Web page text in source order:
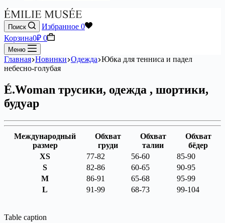
Поиск Избранное 0
Корзина0₽ 0
Меню
Главная Новинки Одежда Юбка для тенниса и падел
небесно-голубая
É.Woman трусики, одежда , шортики,
будуар
Международный
размер
Обхват
груди
Обхват
талии
Обхват
бёдер
XS
77-82 56-60
85-90
S
82-86 60-65
90-95
M
86-91 65-68
95-99
L
91-99 68-73 99-104
Table caption